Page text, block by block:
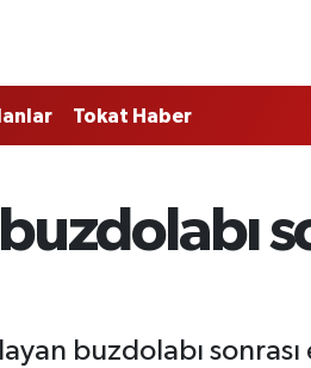
Tokat Haber
buzdolabı